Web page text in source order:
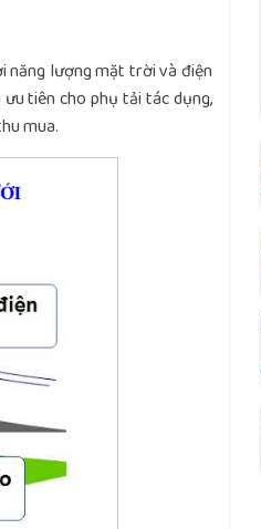
năng lượng mặt trời và điện
tiên cho phụ tải tác dụng,
mua.